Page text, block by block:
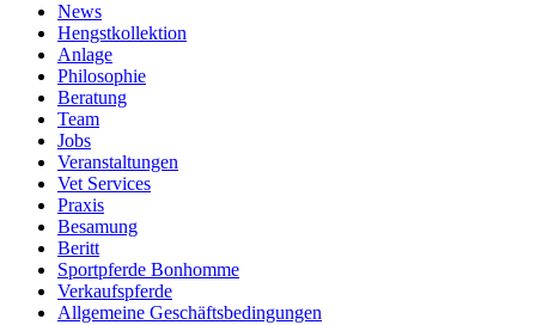
News
Hengstkollektion
Anlage
Philosophie
Beratung
Team
Jobs
Veranstaltungen
Vet Services
Praxis
Besamung
Beritt
Sportpferde Bonhomme
Verkaufspferde
Allgemeine Geschäfts­bedingungen